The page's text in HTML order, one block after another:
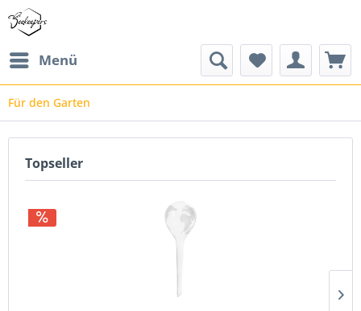
Menü
Für den Garten
Topseller